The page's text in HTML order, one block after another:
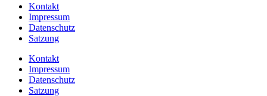
Kontakt
Impressum
Datenschutz
Satzung
Kontakt
Impressum
Datenschutz
Satzung